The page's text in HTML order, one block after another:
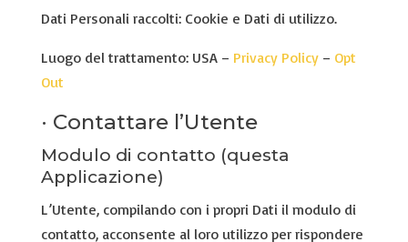
Dati Personali raccolti: Cookie e Dati di utilizzo.
Luogo del trattamento: USA – Privacy Policy– Opt
Out
· Contattare l’Utente
Modulo di contatto (questa
Applicazione)
L’Utente, compilando con i propri Dati il modulo di
contatto, acconsente al loro utilizzo per rispondere